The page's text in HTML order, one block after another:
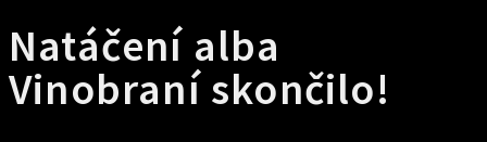
Natáčení alba
Vinobraní skončilo!